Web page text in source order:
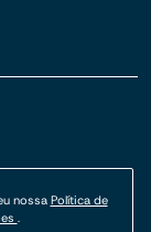
nossa Política de
.